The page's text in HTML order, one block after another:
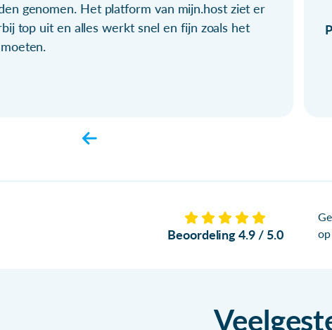
genomen. Het platform van mijn.host ziet er
top uit en alles werkt snel en fijn zoals het
Beoordeling 4.9 / 5.0